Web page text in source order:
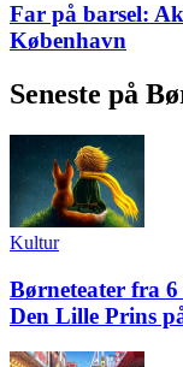
Far på barsel:
København
Seneste på
Kultur
Børneteater fra
Den Lille Prins